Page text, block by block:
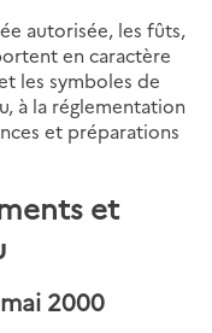
autorisée, les fûts,
en caractère
les symboles de
à la réglementation
et préparations
et
2000